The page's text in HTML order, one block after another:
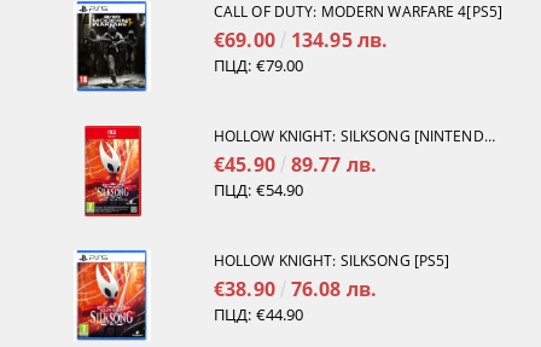
CALL OF DUTY: MODERN WARFARE 4[PS5]
€69.00 134.95 лв.
ПЦД: €79.00
HOLLOW KNIGHT: SILKSONG [NINTENDO SWITCH 2]
€45.90 89.77 лв.
ПЦД: €54.90
HOLLOW KNIGHT: SILKSONG [PS5]
€38.90 76.08 лв.
ПЦД: €44.90